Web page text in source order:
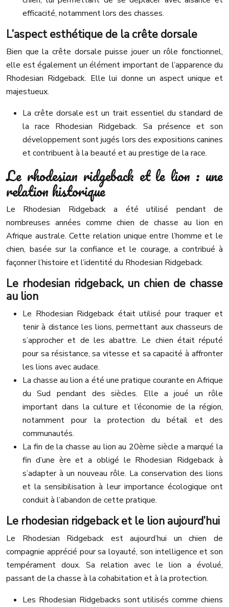
efficacité, notamment lors des chasses.
L’aspect esthétique de la crête dorsale
Bien que la crête dorsale puisse jouer un rôle fonctionnel,
elle est également un élément important de l’apparence du
Rhodesian Ridgeback. Elle lui donne un aspect unique et
majestueux.
La crête dorsale est un trait essentiel du standard de
la race Rhodesian Ridgeback. Sa présence et son
développement sont jugés lors des expositions canines
et contribuent à la beauté et au prestige de la race.
Le rhodesian ridgeback et le lion : une
relation historique
Le Rhodesian Ridgeback a été utilisé pendant de
nombreuses années comme chien de chasse au lion en
Afrique australe. Cette relation unique entre l’homme et le
chien, basée sur la confiance et le courage, a contribué à
façonner l’histoire et l’identité du Rhodesian Ridgeback.
Le rhodesian ridgeback, un chien de chasse
au lion
Le Rhodesian Ridgeback était utilisé pour traquer et
tenir à distance les lions, permettant aux chasseurs de
s’approcher et de les abattre. Le chien était réputé
pour sa résistance, sa vitesse et sa capacité à affronter
les lions avec audace.
La chasse au lion a été une pratique courante en Afrique
du Sud pendant des siècles. Elle a joué un rôle
important dans la culture et l’économie de la région,
notamment pour la protection du bétail et des
communautés.
La fin de la chasse au lion au 20ème siècle a marqué la
fin d’une ère et a obligé le Rhodesian Ridgeback à
s’adapter à un nouveau rôle. La conservation des lions
et la sensibilisation à leur importance écologique ont
conduit à l’abandon de cette pratique.
Le rhodesian ridgeback et le lion aujourd’hui
Le Rhodesian Ridgeback est aujourd’hui un chien de
compagnie apprécié pour sa loyauté, son intelligence et son
tempérament doux. Sa relation avec le lion a évolué,
passant de la chasse à la cohabitation et à la protection.
Les Rhodesian Ridgebacks sont utilisés comme chiens